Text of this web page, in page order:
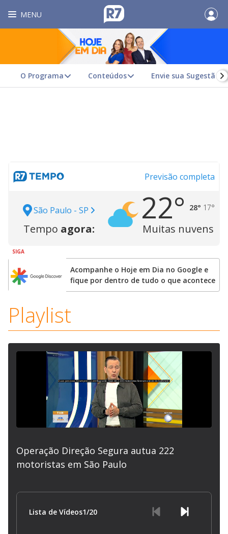
MENU
O Programa Conteúdos Envie sua Sugestão
Previsão completa
São Paulo - SP
Tempo agora:
22° 28° 17°
Muitas nuvens
SIGA
Acompanhe o Hoje em Dia no Google e
fique por dentro de tudo o que acontece
Playlist
Operação Direção Segura autua 222
motoristas em São Paulo
Lista de Vídeos1/20